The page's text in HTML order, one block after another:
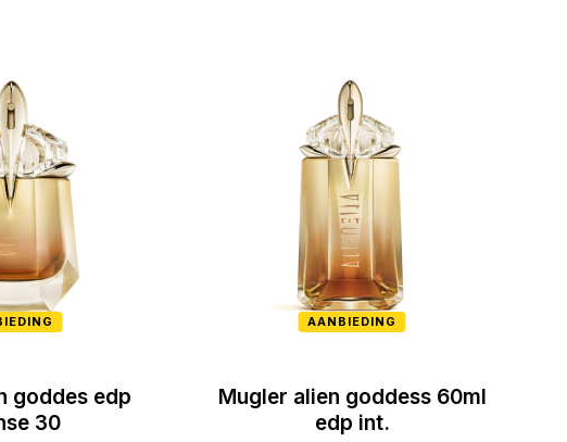
goddes edp
30
AANBIEDING
Mugler alien goddess 60ml
edp int.